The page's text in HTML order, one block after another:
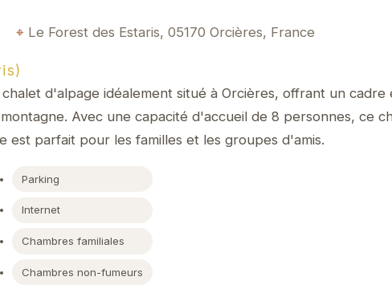
Le Forest des Estaris, 05170 Orcières, France
d'alpage idéalement situé à Orcières, offrant un cadre
Avec une capacité d'accueil de 8 personnes, ce
est parfait pour les familles et les groupes d'amis.
Parking
Internet
Chambres familiales
Chambres non-fumeurs